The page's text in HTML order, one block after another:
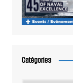
Catégories